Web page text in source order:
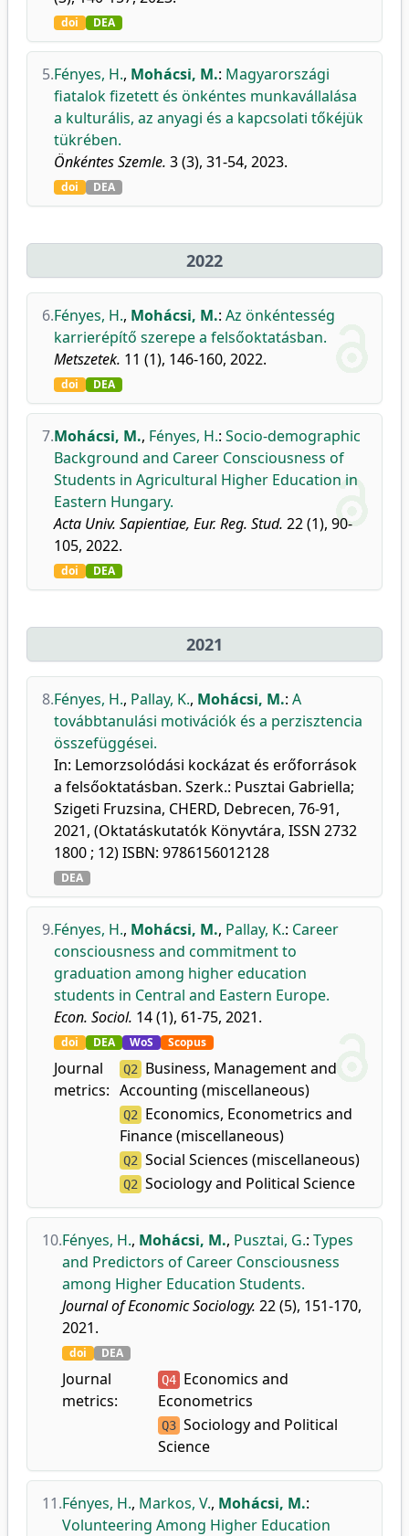
doi DEA
5.Fényes, H., Mohácsi, M.: Magyarországi
fiatalok fizetett és önkéntes munkavállalása
a kulturális, az anyagi és a kapcsolati tőkéjük
tükrében.
Önkéntes Szemle. 3 (3), 31-54, 2023.
doi DEA
2022
6.Fényes, H., Mohácsi, M.: Az önkéntesség
karrierépítő szerepe a felsőoktatásban.
Metszetek. 11 (1), 146-160, 2022.
doi DEA
7.Mohácsi, M., Fényes, H.: Socio-demographic
Background and Career Consciousness of
Students in Agricultural Higher Education in
Eastern Hungary.
Acta Univ. Sapientiae, Eur. Reg. Stud. 22 (1), 90-
105, 2022.
doi DEA
2021
8.Fényes, H., Pallay, K., Mohácsi, M.: A
továbbtanulási motivációk és a perzisztencia
összefüggései.
In: Lemorzsolódási kockázat és erőforrások
a felsőoktatásban. Szerk.: Pusztai Gabriella;
Szigeti Fruzsina, CHERD, Debrecen, 76-91,
2021, (Oktatáskutatók Könyvtára, ISSN 2732
1800 ; 12) ISBN: 9786156012128
DEA
9.Fényes, H., Mohácsi, M., Pallay, K.: Career
consciousness and commitment to
graduation among higher education
students in Central and Eastern Europe.
Econ. Sociol. 14 (1), 61-75, 2021.
doi DEA WoS Scopus
Journal
metrics:
Q2 Business, Management and
Accounting (miscellaneous)
Q2 Economics, Econometrics and
Finance (miscellaneous)
Q2 Social Sciences (miscellaneous)
Q2 Sociology and Political Science
10.Fényes, H., Mohácsi, M., Pusztai, G.: Types
and Predictors of Career Consciousness
among Higher Education Students.
Journal of Economic Sociology. 22 (5), 151-170,
2021.
doi DEA
Journal
metrics:
Q4 Economics and
Econometrics
Q3 Sociology and Political
Science
11.Fényes, H., Markos, V., Mohácsi, M.:
Volunteering Among Higher Education